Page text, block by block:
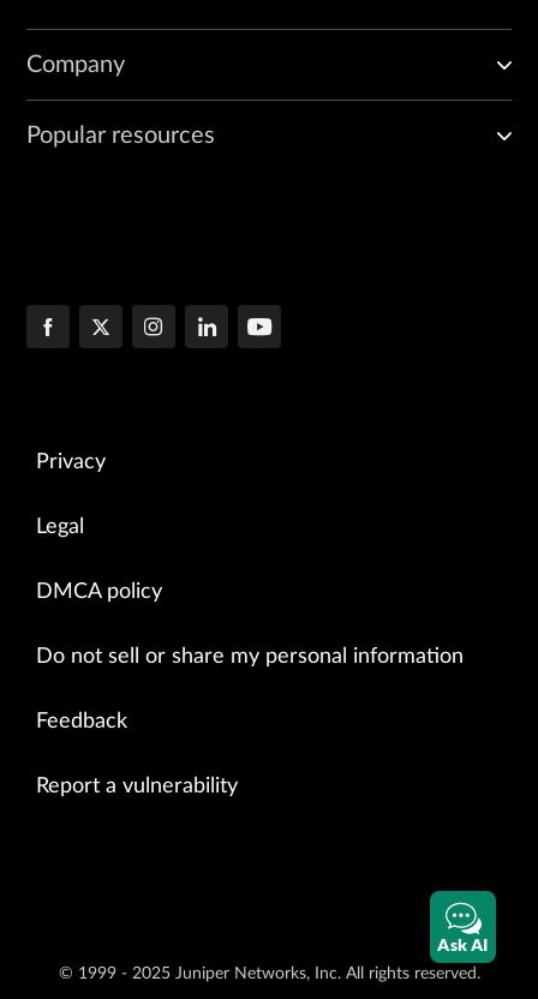
Company
Popular resources
Privacy
Legal
DMCA policy
Do not sell or share my personal information
Feedback
Report a vulnerability
© 1999 - 2025 Juniper Networks, Inc. All rights reserved.
Ask AI